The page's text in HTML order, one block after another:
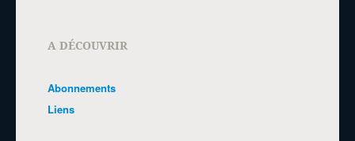
A DÉCOUVRIR
Abonnements
Liens